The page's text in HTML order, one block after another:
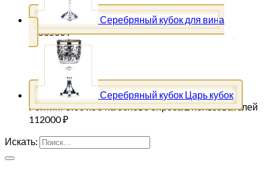
Серебряный кубок для вина
53500₽
Серебряный кубок Царь кубок
Рейтинг5.00из 5 на основе опроса2пользователей
112000₽
Искать: